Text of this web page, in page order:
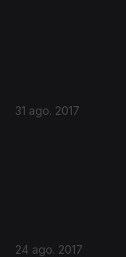
31 ago. 2017
24 ago. 2017